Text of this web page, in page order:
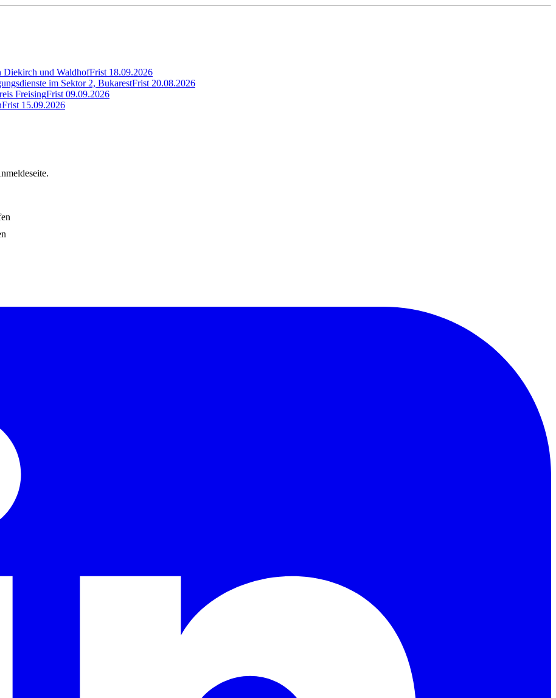
Diekirch und WaldhofFrist 18.09.2026
im Sektor 2, BukarestFrist 20.08.2026
FreisingFrist 09.09.2026
Frist 15.09.2026